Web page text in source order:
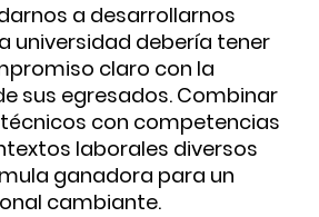
a desarrollarnos
universidad debería tener
claro con la
sus egresados. Combinar
con competencias
laborales diversos
ganadora para un
cambiante.